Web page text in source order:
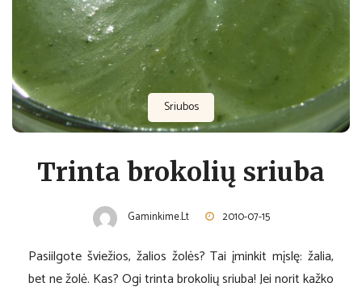
Sriubos
Trinta brokolių sriuba
Gaminkime.lt 2010-07-15
Pasiilgote šviežios, žalios žolės? Tai įminkit mįslę: žalia,
bet ne žolė. Kas? Ogi trinta brokolių sriuba! Jei norit kažko